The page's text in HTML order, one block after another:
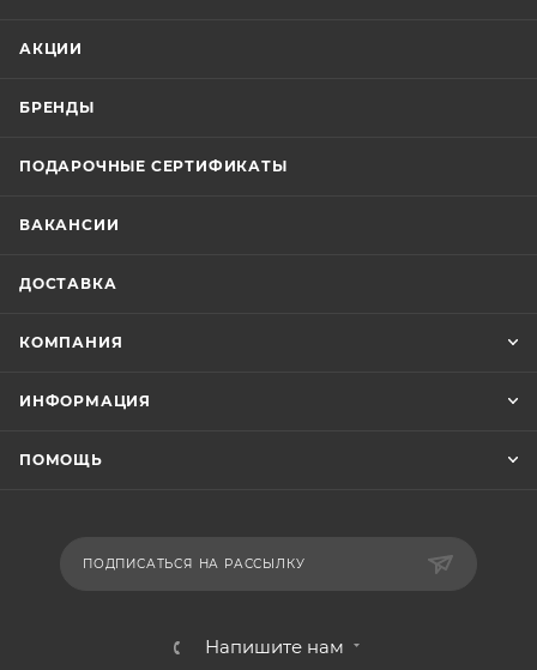
АКЦИИ
БРЕНДЫ
ПОДАРОЧНЫЕ СЕРТИФИКАТЫ
ВАКАНСИИ
ДОСТАВКА
КОМПАНИЯ
ИНФОРМАЦИЯ
ПОМОЩЬ
ПОДПИСАТЬСЯ НА РАССЫЛКУ
Напишите нам